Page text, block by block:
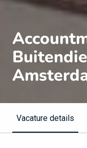
Vacature details